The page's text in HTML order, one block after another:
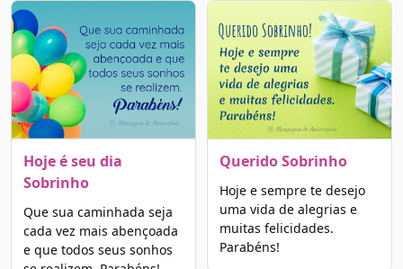
Hoje é seu dia
Sobrinho
Que sua caminhada seja
cada vez mais abençoada
e que todos seus sonhos
Querido Sobrinho
Hoje e sempre te desejo
uma vida de alegrias e
muitas felicidades.
Parabéns!